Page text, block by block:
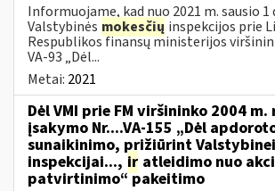
Informuojame, kad nuo 2021 m. sausio
Valstybinės mokesčių inspekcijos prie
Respublikos finansų ministerijos
VA-93 „Dėl...
Metai: 2021
Dėl VMI prie FM viršininko 2004 m.
įsakymo Nr....VA-155 „Dėl
sunaikinimo, prižiūrint Valstybinei
inspekcijai..., ir atleidimo nuo
patvirtinimo“ pakeitimo